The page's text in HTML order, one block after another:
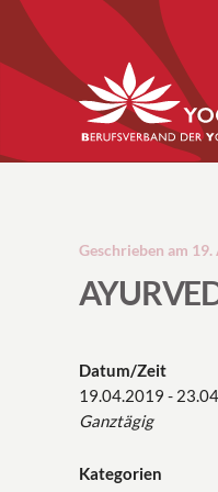
Geschrieben am 19.
Datum/Zeit
19.04.2019 -
Ganztägig
Kategorien